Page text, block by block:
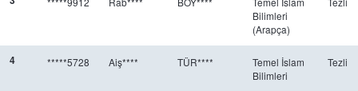
Bilimleri
(Arapça)
4 *****5728 Aiş**** TÜR****
Temel İslam
Bilimleri
Tezli